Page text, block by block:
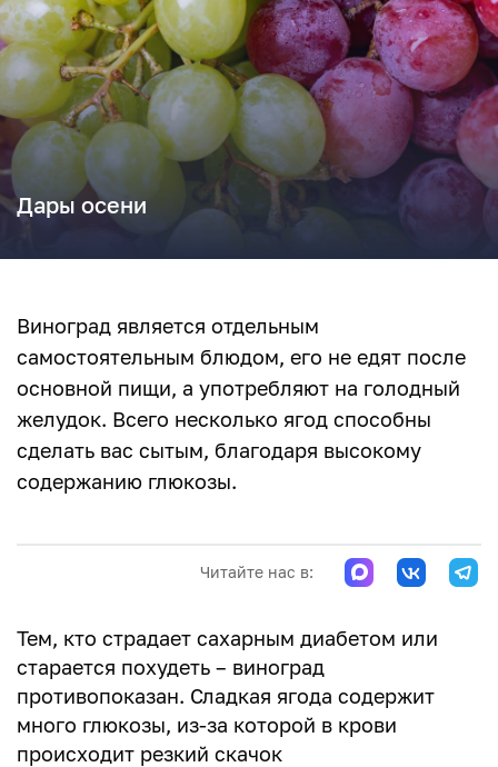
Дары осени
Виноград является отдельным
самостоятельным блюдом, его не едят после
основной пищи, а употребляют на голодный
желудок. Всего несколько ягод способны
сделать вас сытым, благодаря высокому
содержанию глюкозы.
Читайте нас в:
Тем, кто страдает сахарным диабетом или
старается похудеть – виноград
противопоказан. Сладкая ягода содержит
много глюкозы, из-за которой в крови
происходит резкий скачок